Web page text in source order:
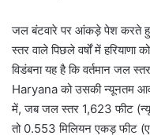
जल बंटवारे पर आंकड़े पेश करते
स्तर वाले पिछले वर्षों में हरियाणा
विडंबना यह है कि वर्तमान जल
Haryana को उसकी न्यूनतम
में, जब जल स्तर 1,623 फीट
तो 0.553 मिलियन एकड़ फीट